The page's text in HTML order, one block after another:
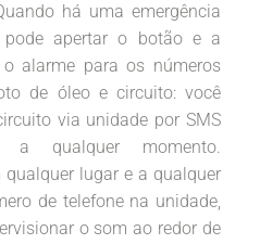
há uma emergência
apertar o botão e a
alarme para os números
de óleo e circuito: você
via unidade por SMS
qualquer momento.
lugar e a qualquer
de telefone na unidade,
o som ao redor de